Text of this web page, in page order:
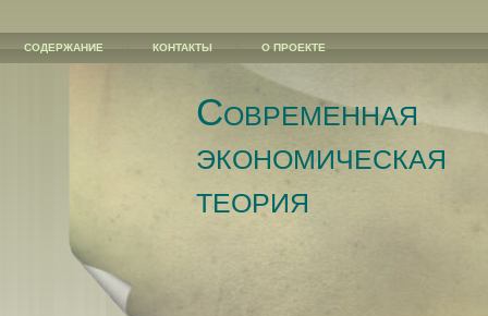
СОДЕРЖАНИЕ КОНТАКТЫ О ПРОЕКТЕ
Современная
экономическая
теория